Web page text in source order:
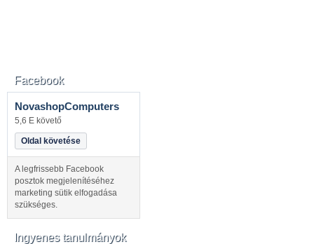
Facebook
NovashopComputers
5,6 E követő
Oldal követése
A legfrissebb Facebook
posztok megjelenítéséhez
marketing sütik elfogadása
szükséges.
Ingyenes tanulmányok